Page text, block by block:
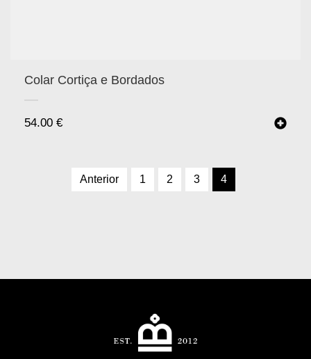
Colar Cortiça e Bordados
54.00 €
Anterior 1 2 3 4